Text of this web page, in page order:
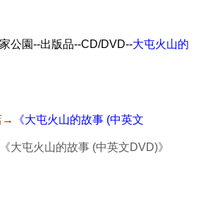
公園--出版品--CD/DVD--大屯火山的
→ 《大屯火山的故事 (中英文
《大屯火山的故事 (中英文DVD)》